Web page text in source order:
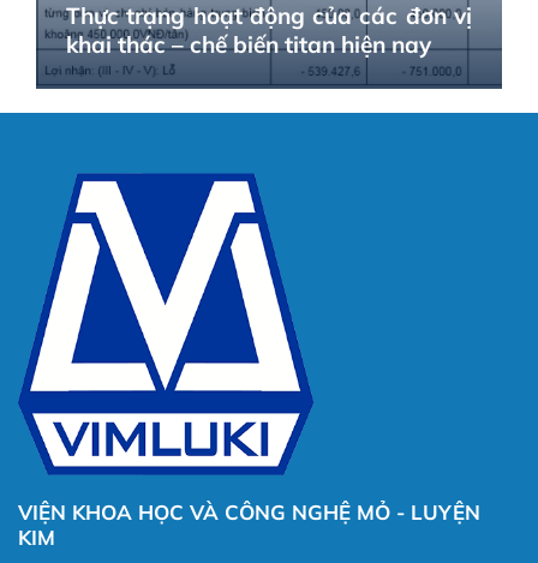
Thực trạng hoạt động của các đơn vị
khai thác – chế biến titan hiện nay
VIỆN KHOA HỌC VÀ CÔNG NGHỆ MỎ - LUYỆN
KIM